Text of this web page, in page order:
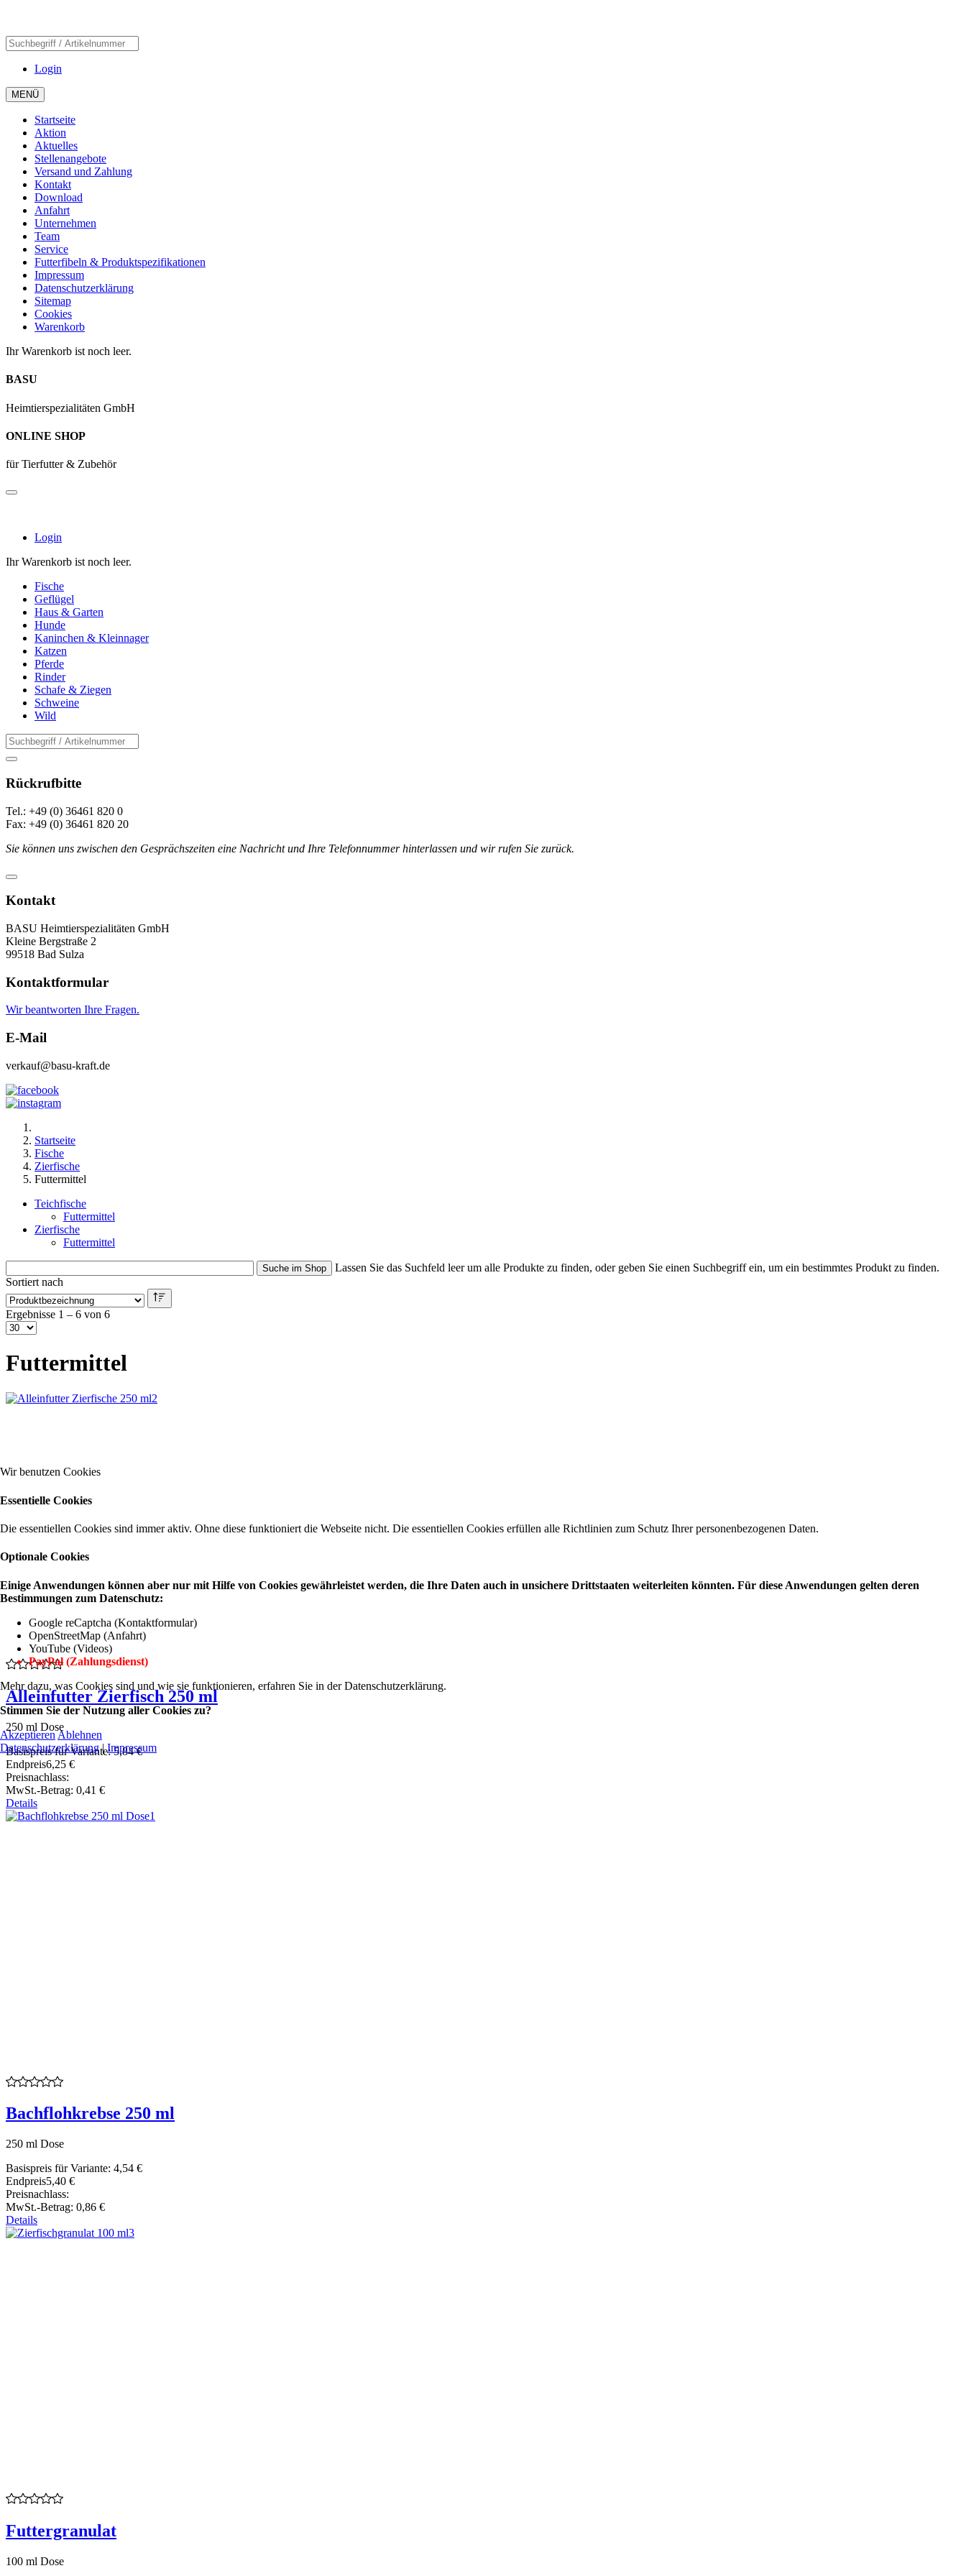
Login
MENÜ
Startseite
Aktion
Aktuelles
Stellenangebote
Versand und Zahlung
Kontakt
Download
Anfahrt
Unternehmen
Team
Service
Futterfibeln & Produktspezifikationen
Impressum
Datenschutzerklärung
Sitemap
Cookies
Warenkorb
Ihr Warenkorb ist noch leer.
BASU
Heimtierspezialitäten GmbH
ONLINE SHOP
für Tierfutter & Zubehör
Login
Ihr Warenkorb ist noch leer.
Fische
Geflügel
Haus & Garten
Hunde
Kaninchen & Kleinnager
Katzen
Pferde
Rinder
Schafe & Ziegen
Schweine
Wild
Rückrufbitte
Tel.: +49 (0) 36461 820 0
Fax: +49 (0) 36461 820 20
Sie können uns zwischen den Gesprächszeiten eine Nachricht und Ihre Telefonnummer hinterlassen und wir rufen Sie zurück.
Kontakt
BASU Heimtierspezialitäten GmbH
Kleine Bergstraße 2
99518 Bad Sulza
Kontaktformular
Wir beantworten Ihre Fragen.
E-Mail
verkauf@basu-kraft.de
Startseite
Fische
Zierfische
Futtermittel
Teichfische
Futtermittel
Zierfische
Futtermittel
Lassen Sie das Suchfeld leer um alle Produkte zu finden, oder geben Sie einen Suchbegriff ein, um ein bestimmtes Produkt zu finden.
Sortiert nach
Ergebnisse 1 – 6 von 6
Futtermittel
Alleinfutter Zierfisch 250 ml
250 ml Dose
Basispreis für Variante:5,84 €
Endpreis6,25 €
Preisnachlass:
MwSt.-Betrag: 0,41 €
Details
Bachflohkrebse 250 ml
250 ml Dose
Basispreis für Variante: 4,54 €
Endpreis5,40 €
Preisnachlass:
MwSt.-Betrag: 0,86 €
Details
Futtergranulat
100 ml Dose
Wir benutzen Cookies
Essentielle Cookies
Die essentiellen Cookies sind immer aktiv. Ohne diese funktioniert die Webseite nicht. Die essentiellen Cookies erfüllen alle Richtlinien zum Schutz Ihrer personenbezogenen Daten.
Optionale Cookies
Einige Anwendungen können aber nur mit Hilfe von Cookies gewährleistet werden, die Ihre Daten auch in unsichere Drittstaaten weiterleiten könnten. Für diese Anwendungen gelten deren
Bestimmungen zum Datenschutz:
Google reCaptcha (Kontaktformular)
OpenStreetMap (Anfahrt)
YouTube (Videos)
PayPal (Zahlungsdienst)
Mehr dazu, was Cookies sind und wie sie funktionieren, erfahren Sie in der Datenschutzerklärung.
Stimmen Sie der Nutzung aller Cookies zu?
AkzeptierenAblehnen
Datenschutzerklärung|Impressum